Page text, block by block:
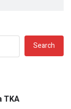
Search
TKA